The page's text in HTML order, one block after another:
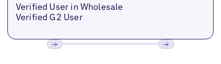
Verified User in Wholesale
Verified G2 User